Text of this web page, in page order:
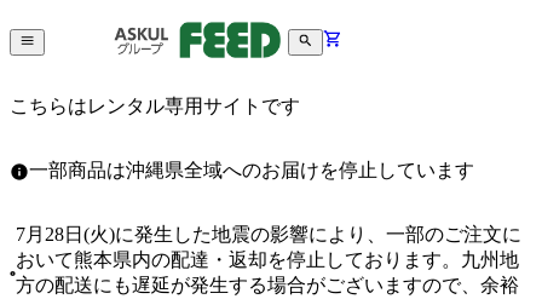
こちらはレンタル専用サイトです
一部商品は沖縄県全域へのお届けを停止しています
7月28日(火)に発生した地震の影響により、一部のご注文に
おいて熊本県内の配達・返却を停止しております。九州地
方の配送にも遅延が発生する場合がございますので、余裕